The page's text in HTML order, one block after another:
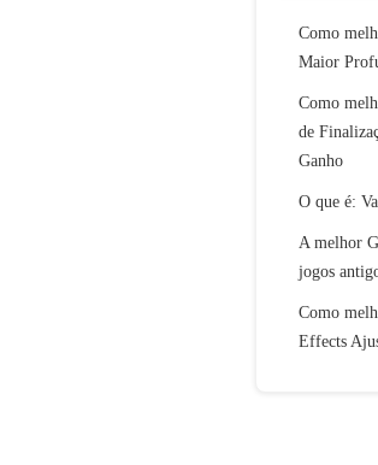
Como
Maior
Como
de
Ganho
O que é:
A melhor
jogos
Como
Effects